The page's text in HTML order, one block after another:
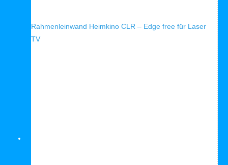
Rahmenleinwand Heimkino CLR – Edge free für Laser
TV